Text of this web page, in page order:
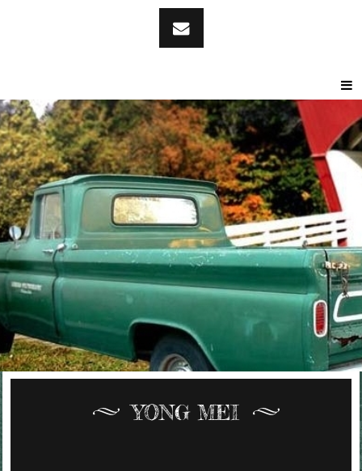
YONG MEI